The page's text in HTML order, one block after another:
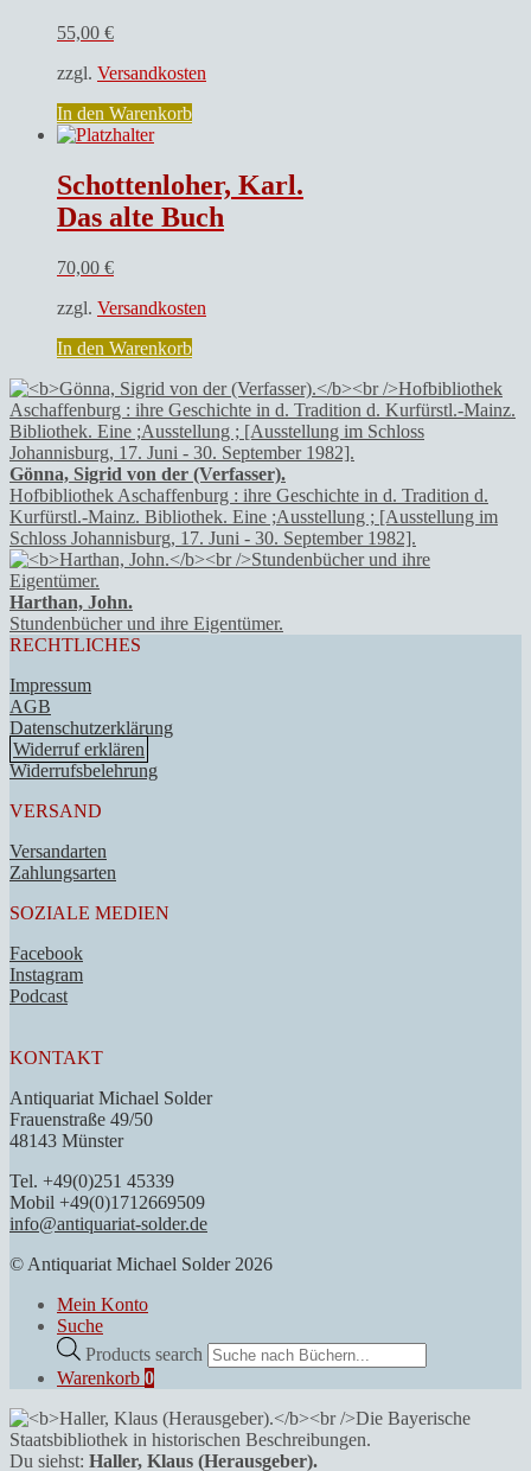
55,00 €
zzgl. Versandkosten
In den Warenkorb
Schottenloher, Karl.
Das alte Buch
70,00 €
zzgl. Versandkosten
In den Warenkorb
Gönna, Sigrid von der (Verfasser).
Hofbibliothek Aschaffenburg : ihre Geschichte in d. Tradition d.
Kurfürstl.-Mainz. Bibliothek. Eine ;Ausstellung ; [Ausstellung im
Schloss Johannisburg, 17. Juni - 30. September 1982].
Harthan, John.
Stundenbücher und ihre Eigentümer.
RECHTLICHES
Impressum
AGB
Datenschutzerklärung
Widerruf erklären
Widerrufsbelehrung
VERSAND
Versandarten
Zahlungsarten
SOZIALE MEDIEN
Facebook
Instagram
Podcast
KONTAKT
Antiquariat Michael Solder
Frauenstraße 49/50
48143 Münster
Tel. +49(0)251 45339
Mobil +49(0)1712669509
info@antiquariat-solder.de
© Antiquariat Michael Solder 2026
Mein Konto
Suche
Products search
Warenkorb 0
Du siehst: Haller, Klaus (Herausgeber).